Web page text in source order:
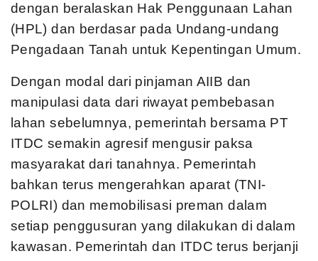
dengan beralaskan Hak Penggunaan Lahan
(HPL) dan berdasar pada Undang-undang
Pengadaan Tanah untuk Kepentingan Umum.
Dengan modal dari pinjaman AIIB dan
manipulasi data dari riwayat pembebasan
lahan sebelumnya, pemerintah bersama PT
ITDC semakin agresif mengusir paksa
masyarakat dari tanahnya. Pemerintah
bahkan terus mengerahkan aparat (TNI-
POLRI) dan memobilisasi preman dalam
setiap penggusuran yang dilakukan di dalam
kawasan. Pemerintah dan ITDC terus berjanji